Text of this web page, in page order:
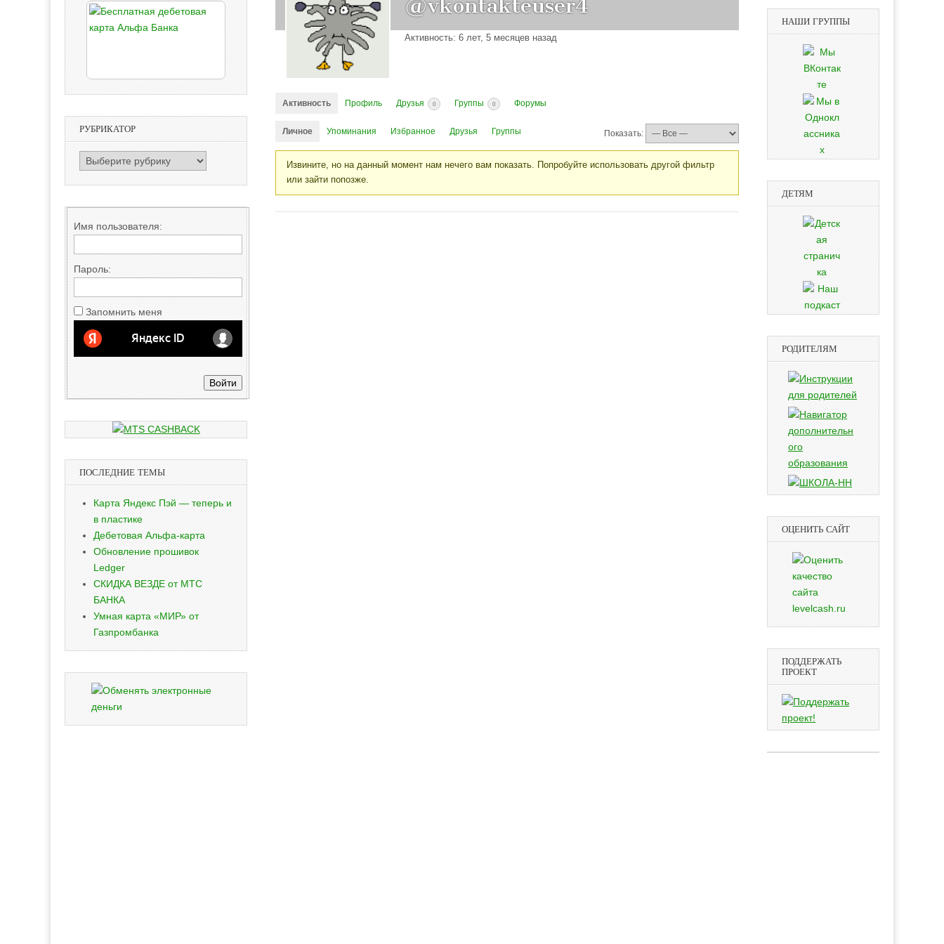
@vkontakteuser4
Активность: 6 лет, 5 месяцев назад
Активность Профиль Друзья 0 Группы 0 Форумы
Личное Упоминания Избранное Друзья Группы Показать:
Извините, но на данный момент нам нечего вам показать. Попробуйте использовать другой фильтр
или зайти попозже.
РУБРИКАТОР
РУБРИКАТОР
Имя пользователя:
Пароль:
Запомнить меня
Войти
ПОСЛЕДНИЕ ТЕМЫ
Карта Яндекс Пэй — теперь и
в пластике
Дебетовая Альфа-карта
Обновление прошивок
Ledger
СКИДКА ВЕЗДЕ от МТС
БАНКА
Умная карта «МИР» от
Газпромбанка
НАШИ ГРУППЫ
ДЕТЯМ
РОДИТЕЛЯМ
ОЦЕНИТЬ САЙТ
ПОДДЕРЖАТЬ
ПРОЕКТ